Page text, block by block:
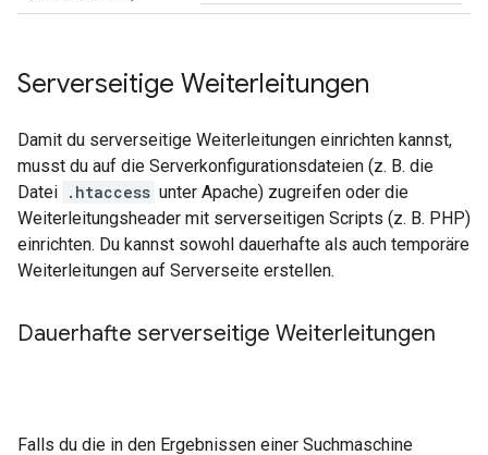
Serverseitige Weiterleitungen
Damit du serverseitige Weiterleitungen einrichten kannst,
musst du auf die Serverkonfigurationsdateien (z. B. die
Datei .htaccess unter Apache) zugreifen oder die
Weiterleitungsheader mit serverseitigen Scripts (z. B. PHP)
einrichten. Du kannst sowohl dauerhafte als auch temporäre
Weiterleitungen auf Serverseite erstellen.
Dauerhafte serverseitige Weiterleitungen
Falls du die in den Ergebnissen einer Suchmaschine